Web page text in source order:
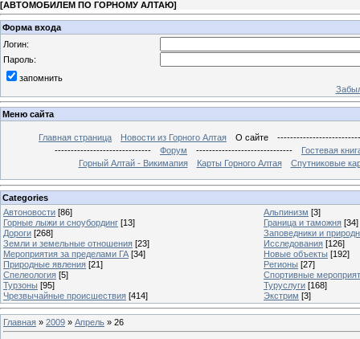
[АВТОМОБИЛЕМ ПО ГОРНОМУ АЛТАЮ]
Форма входа
Логин:
Пароль:
запомнить
Меню сайта
Главная страница Новости из Горного Алтая О сайте
------------------------------
Форум ------------------------------
Гостевая
Горный Алтай - Викимапия
Карты Горного Алтая Спутниковые
Categories
Автоновости [86] Альпинизм [3]
Горные лыжи и сноубординг [13] Граница и таможня [34]
Дороги [268]
Заповедники и
Земли и земельные отношения [23] Исследования [126]
Мероприятия за пределами ГА [34] Новые объекты [192]
Природные явления [21] Регионы [27]
Спелеология [5]
Спортивные
Турзоны [95] Туруслуги [168]
Чрезвычайные происшествия [414] Экстрим [3]
Главная » 2009 » Апрель » 26